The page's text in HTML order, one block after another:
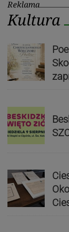
Reklama
Kultura